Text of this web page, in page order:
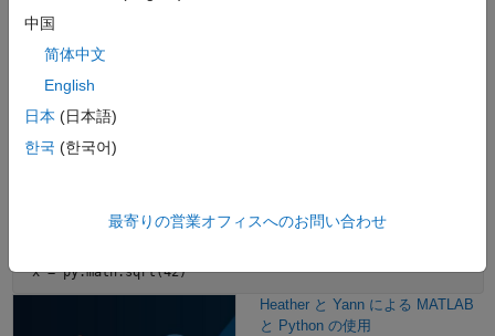
MATLAB と Python の接続
MATLAB には Python
MATLAB コードで Python スクリプトや関数を直接操作でき、その
逆も可能です。
すことができます。
x = py.math.sqrt(42)
Heather と Yann による MATLAB と Python の使用Heather と Yann による MATLAB
と Python の使用
中国
简体中文
English
日本 (日本語)
한국 (한국어)
最寄りの営業オフィスへのお問い合わせ